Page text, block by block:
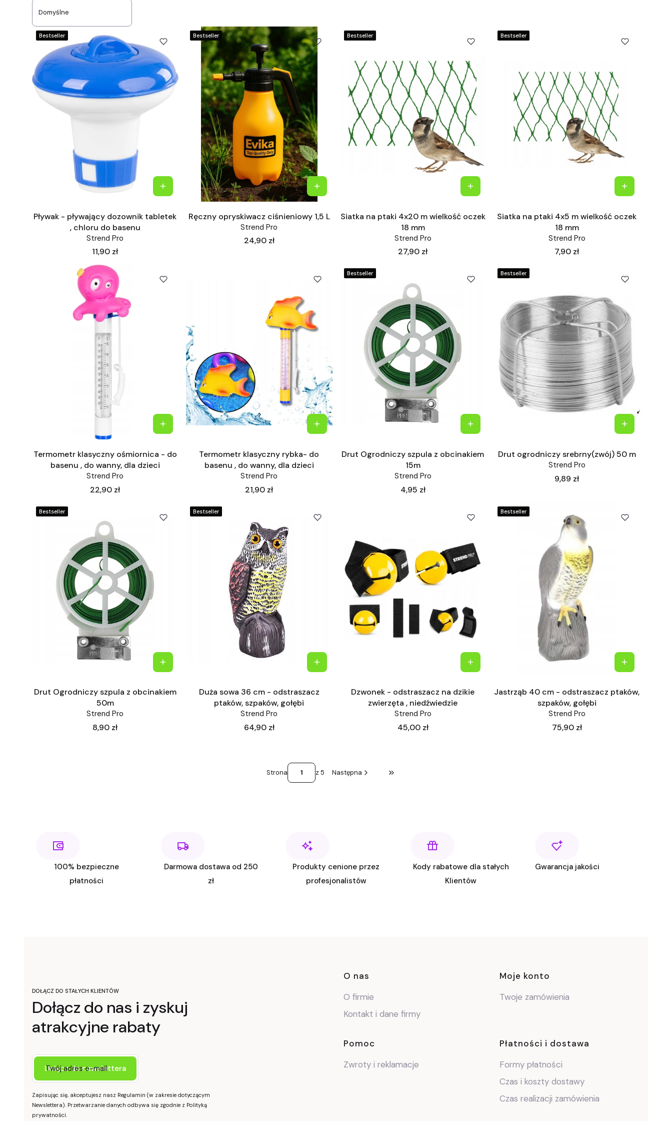
Domyślne
Bestseller
Pływak - pływający dozownik tabletek
, chloru do basenu
Strend Pro
Cena
11,90 zł
Bestseller
Ręczny opryskiwacz ciśnieniowy 1,5 L
Strend Pro
Cena
24,90 zł
Bestseller
Siatka na ptaki 4x20 m wielkość oczek
18 mm
Strend Pro
Cena
27,90 zł
Bestseller
Siatka na ptaki 4x5 m wielkość oczek
18 mm
Strend Pro
Cena
7,90 zł
Termometr klasyczny ośmiornica - do
basenu , do wanny, dla dzieci
Strend Pro
Cena
22,90 zł
Termometr klasyczny rybka- do
basenu , do wanny, dla dzieci
Strend Pro
Cena
21,90 zł
Bestseller
Drut Ogrodniczy szpula z obcinakiem
15m
Strend Pro
Cena
4,95 zł
Bestseller
Drut ogrodniczy srebrny(zwój) 50 m
Strend Pro
Cena
9,89 zł
Bestseller
Drut Ogrodniczy szpula z obcinakiem
50m
Strend Pro
Cena
8,90 zł
Bestseller
Duża sowa 36 cm - odstraszacz
ptaków, szpaków, gołębi
Strend Pro
Cena
64,90 zł
Dzwonek - odstraszacz na dzikie
zwierzęta , niedźwiedzie
Strend Pro
Cena
45,00 zł
Bestseller
Jastrząb 40 cm - odstraszacz ptaków,
szpaków, gołębi
Strend Pro
Cena
75,90 zł
Strona z 5 Następna Przejdź do ostatniej strony z produktami
100% bezpieczne
płatności
Darmowa dostawa od 250
zł
Produkty cenione przez
profesjonalistów
Kody rabatowe dla stałych
Klientów
Gwarancja jakości
DOŁĄCZ DO STAŁYCH KLIENTÓW
Dołącz do nas i zyskuj
atrakcyjne rabaty
Twój adres e-mail
Dołącz do newslettera
Zapisując się, akceptujesz nasz Regulamin (w zakresie dotyczącym
Newslettera). Przetwarzanie danych odbywa się zgodnie z Polityką
prywatności.
Linki w stopce
O nas
O firmie
Kontakt i dane firmy
Moje konto
Twoje zamówienia
Pomoc
Zwroty i reklamacje
Płatności i dostawa
Formy płatności
Czas i koszty dostawy
Czas realizacji zamówienia